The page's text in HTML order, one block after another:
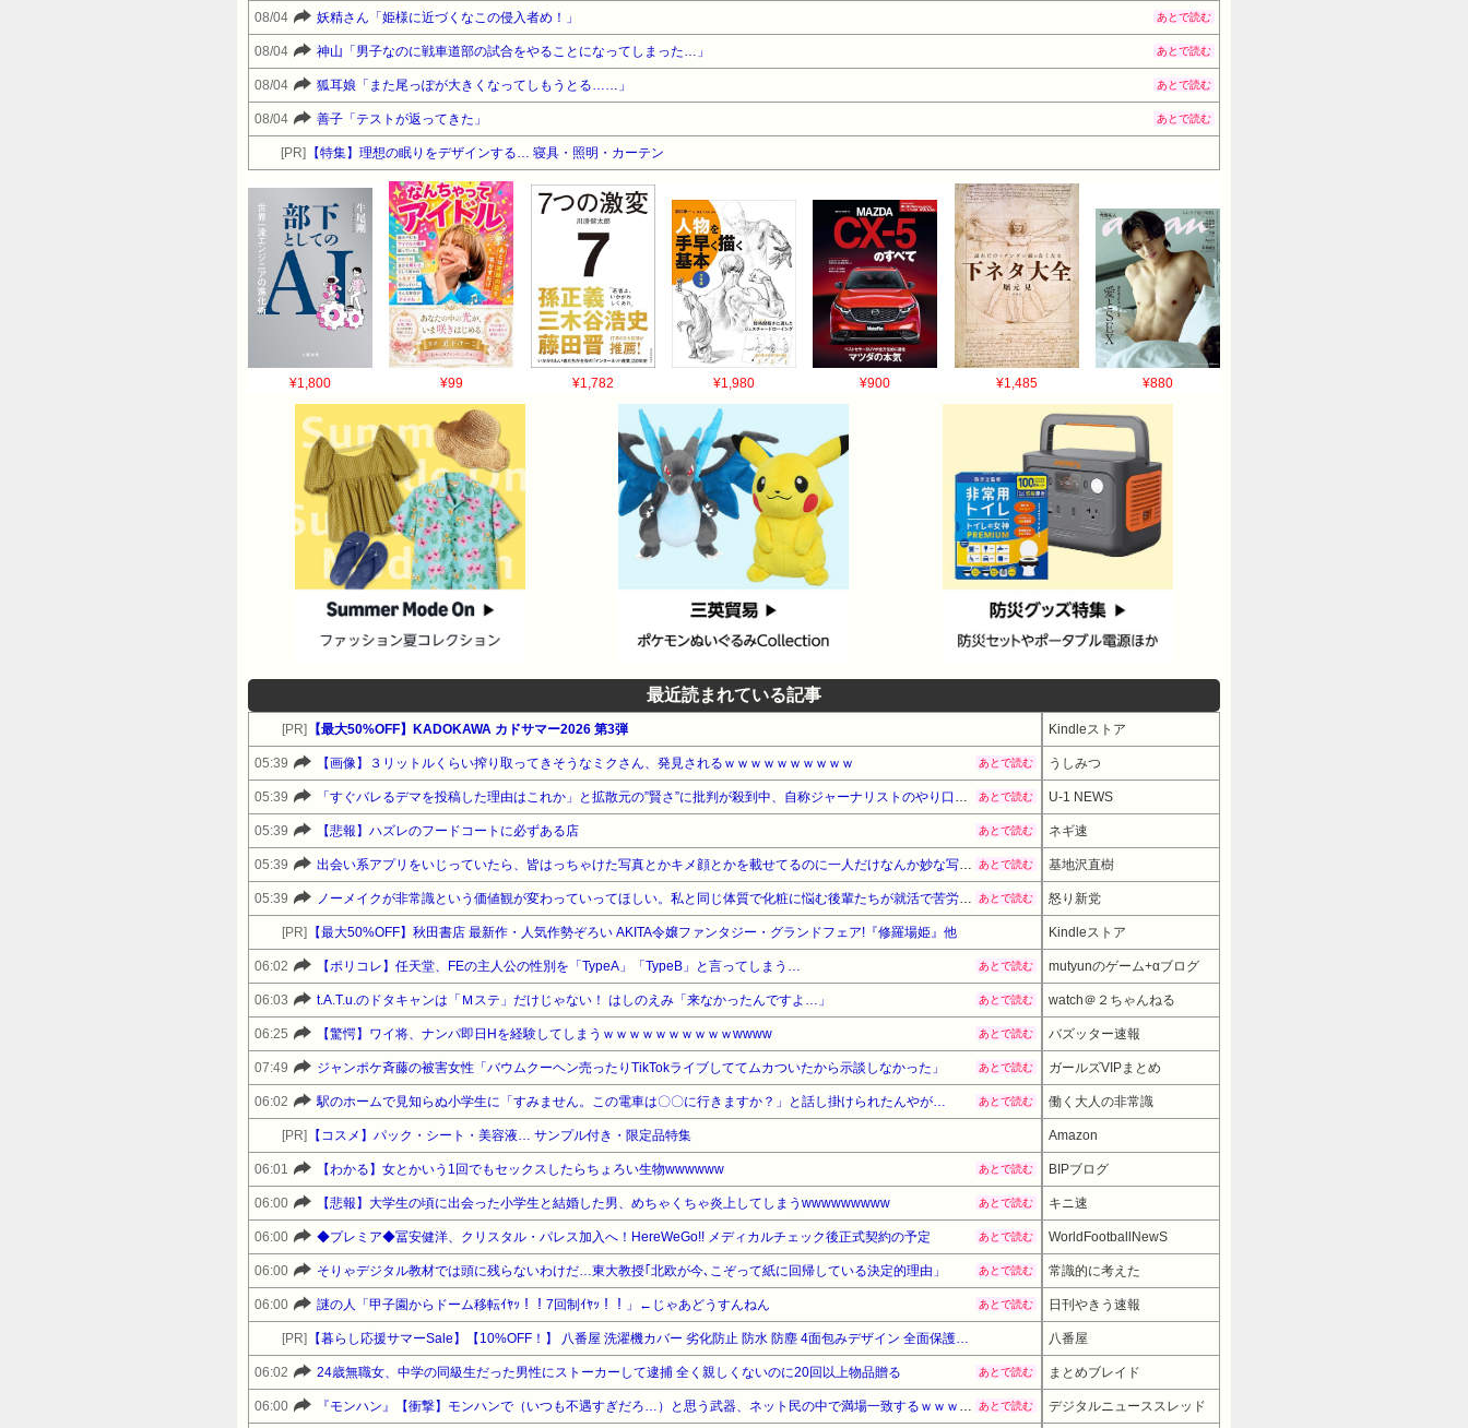
08/04 妖精さん「姫様に近づくなこの侵入者め！」 あとで読む
08/04 神山「男子なのに戦車道部の試合をやることになってしまった…」 あとで読む
08/04 狐耳娘「また尾っぽが大きくなってしもうとる……」 あとで読む
08/04 善子「テストが返ってきた」 あとで読む
[PR] 【特集】理想の眠りをデザインする… 寝具・照明・カーテン
¥1,800 ¥99 ¥1,782 ¥1,980 ¥900 ¥1,485 ¥880
最近読まれている記事
[PR] 【最大50%OFF】KADOKAWA カドサマー2026 第3弾 Kindleストア
05:39 【画像】３リットルくらい搾り取ってきそうなミクさん、発見されるｗｗｗｗｗｗｗｗｗｗ あとで読む うしみつ
05:39 あとで読む U-1 NEWS
05:39 【悲報】ハズレのフードコートに必ずある店 あとで読む ネギ速
05:39 あとで読む 基地沢直樹
05:39 あとで読む 怒り新党
[PR] 【最大50%OFF】秋田書店 最新作・人気作勢ぞろい AKITA令嬢ファンタジー・グランドフェア!『修羅場姫』他 Kindleストア
06:02 【ポリコレ】任天堂、FEの主人公の性別を「TypeA」「TypeB」と言ってしまう… あとで読む mutyunのゲーム+αブログ
06:03 t.A.T.u.のドタキャンは「Ｍステ」だけじゃない！ はしのえみ「来なかったんですよ…」 あとで読む watch＠２ちゃんねる
06:25 【驚愕】ワイ将、ナンパ即日Hを経験してしまうｗｗｗｗｗｗｗｗｗｗwwww あとで読む バズッター速報
07:49 ジャンポケ斉藤の被害女性「バウムクーヘン売ったりTikTokライブしててムカついたから示談しなかった」 あとで読む ガールズVIPまとめ
06:02 駅のホームで見知らぬ小学生に「すみません。この電車は〇〇に行きますか？」と話し掛けられたんやが… あとで読む 働く大人の非常識
[PR] 【コスメ】パック・シート・美容液… サンプル付き・限定品特集 Amazon
06:01 【わかる】女とかいう1回でもセックスしたらちょろい生物wwwwww あとで読む BIPブログ
06:00 【悲報】大学生の頃に出会った小学生と結婚した男、めちゃくちゃ炎上してしまうwwwwwwwww あとで読む キニ速
06:00 ◆プレミア◆冨安健洋、クリスタル・パレス加入へ！HereWeGo!! メディカルチェック後正式契約の予定 あとで読む WorldFootballNewS
06:00 そりゃデジタル教材では頭に残らないわけだ…東大教授｢北欧が今､こぞって紙に回帰している決定的理由」 あとで読む 常識的に考えた
06:00 謎の人「甲子園からドーム移転ｲﾔｯ！！7回制ｲﾔｯ！！」←じゃあどうすんねん あとで読む 日刊やきう速報
[PR] 八番屋
06:02 24歳無職女、中学の同級生だった男性にストーカーして逮捕 全く親しくないのに20回以上物品贈る あとで読む まとめブレイド
06:00 あとで読む デジタルニューススレッド